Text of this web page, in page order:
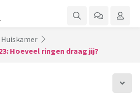
Huiskamer
Hoeveel ringen draag jij?